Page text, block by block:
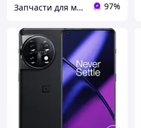
Запчасти для мобильных телефонов 97%